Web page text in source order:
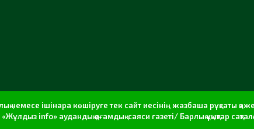
немесе ішінара көшіруге тек сайт иесінің жазбаша рұқсаты
info» аудандық қоғамдық-саяси газеті/ Барлық құқықтар